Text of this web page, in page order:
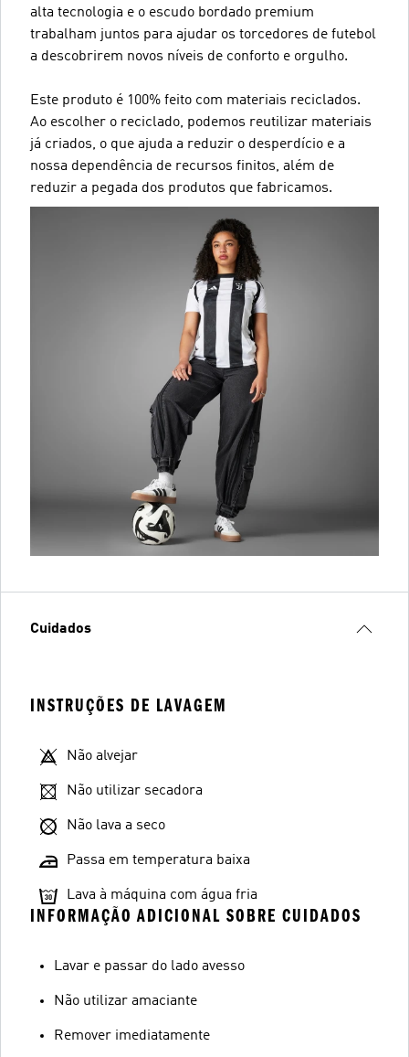
alta tecnologia e o escudo bordado premium
trabalham juntos para ajudar os torcedores de futebol
a descobrirem novos níveis de conforto e orgulho.
Este produto é 100% feito com materiais reciclados.
Ao escolher o reciclado, podemos reutilizar materiais
já criados, o que ajuda a reduzir o desperdício e a
nossa dependência de recursos finitos, além de
reduzir a pegada dos produtos que fabricamos.
Cuidados
INSTRUÇÕES DE LAVAGEM
Não alvejar
Não utilizar secadora
Não lava a seco
Passa em temperatura baixa
Lava à máquina com água fria
INFORMAÇÃO ADICIONAL SOBRE CUIDADOS
Lavar e passar do lado avesso
Não utilizar amaciante
Remover imediatamente